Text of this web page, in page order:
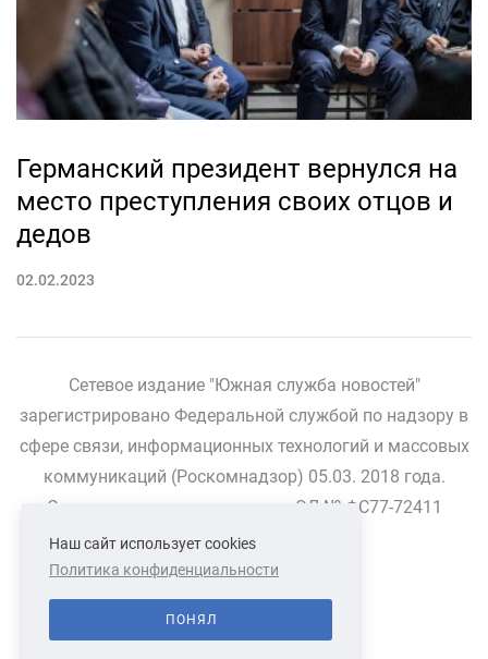
Германский президент вернулся на
место преступления своих отцов и
дедов
02.02.2023
Сетевое издание "Южная служба новостей"
зарегистрировано Федеральной службой по надзору в
сфере связи, информационных технологий и массовых
коммуникаций (Роскомнадзор) 05.03. 2018 года.
Свидетельство о регистрации ЭЛ № ФС77-72411
СВЯЗАТЬСЯ С НАМИ
Наш сайт использует cookies
Политика конфиденциальности
ПОНЯЛ